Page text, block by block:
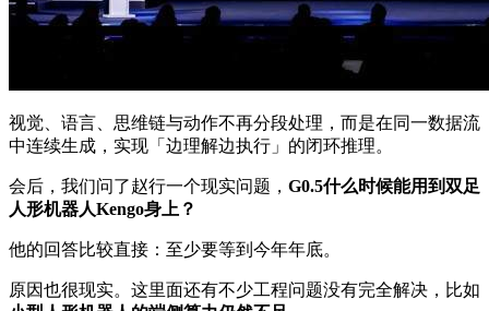
视觉、语言、思维链与动作不再分段处理，而是在同一数据流
中连续生成，实现「边理解边执行」的闭环推理。
会后，我们问了赵行一个现实问题， G0.5什么时候能用到双足
人形机器人Kengo身上？
他的回答比较直接：至少要等到今年年底。
原因也很现实。这里面还有不少工程问题没有完全解决，比如